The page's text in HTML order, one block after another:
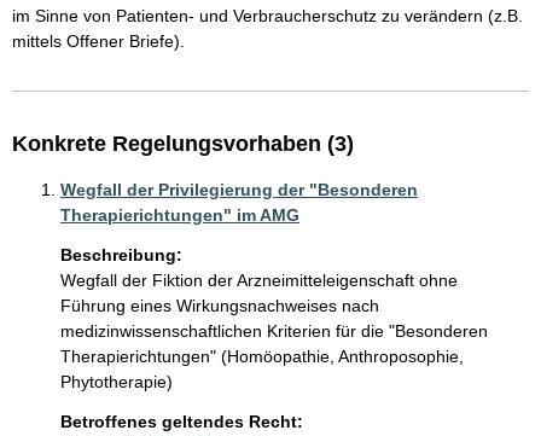
im Sinne von Patienten- und Verbraucherschutz zu verändern (z.B.
mittels Offener Briefe).
Konkrete Regelungsvorhaben (3)
Wegfall der Privilegierung der "Besonderen
Therapierichtungen" im AMG
Beschreibung:
Wegfall der Fiktion der Arzneimitteleigenschaft ohne
Führung eines Wirkungsnachweises nach
medizinwissenschaftlichen Kriterien für die "Besonderen
Therapierichtungen" (Homöopathie, Anthroposophie,
Phytotherapie)
Betroffenes geltendes Recht: